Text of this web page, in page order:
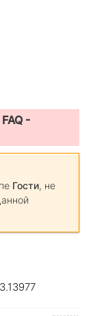
-
Гости, не